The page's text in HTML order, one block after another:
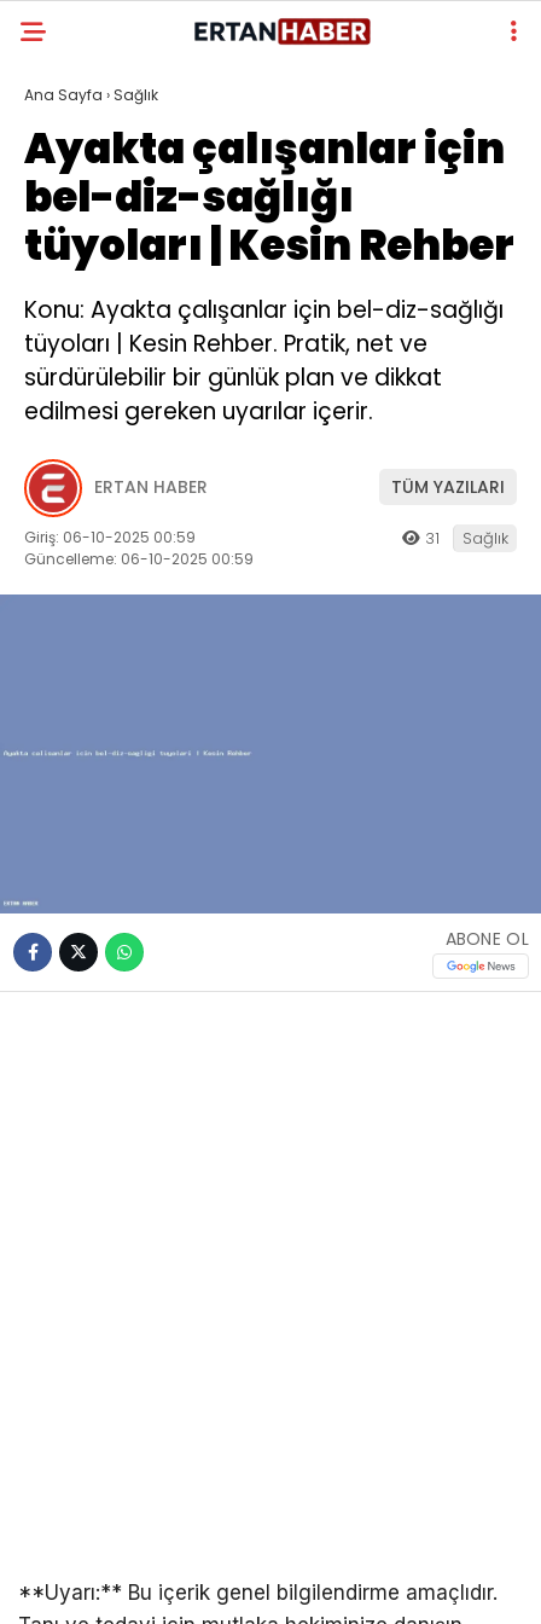
Ana Sayfa › Sağlık
Ayakta çalışanlar için
bel-diz-sağlığı
tüyoları | Kesin Rehber
Konu: Ayakta çalışanlar için bel-diz-sağlığı
tüyoları | Kesin Rehber. Pratik, net ve
sürdürülebilir bir günlük plan ve dikkat
edilmesi gereken uyarılar içerir.
ERTAN HABER TÜM YAZILARI
Giriş: 06-10-2025 00:59
Güncelleme: 06-10-2025 00:59
31 Sağlık
ABONE OL
**Uyarı:** Bu içerik genel bilgilendirme amaçlıdır.